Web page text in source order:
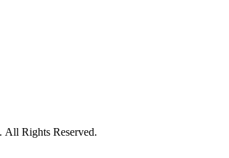
All Rights Reserved.